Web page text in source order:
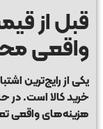
قبل از
واقعی
یکی از رایج‌ترین
خرید کالا است. در
هزینه‌های واقعی